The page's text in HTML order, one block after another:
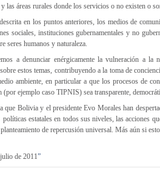
las áreas rurales donde los servicios o no existen o
en los puntos anteriores, los medios de
sociales, instituciones gubernamentales y no
seres humanos y naturaleza.
a denunciar enérgicamente la vulneración a
estos temas, contribuyendo a la toma de
ambiente, en particular a que los procesos de
(por ejemplo caso TIPNIS) sea transparente,
que Bolivia y el presidente Evo Morales han
estatales en todos sus niveles, las acciones
planteamiento de repercusión universal. Más aún si
de 2011”